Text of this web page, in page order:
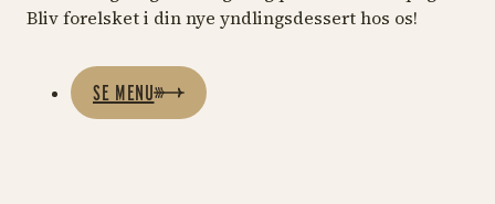
Bliv forelsket i din nye yndlingsdessert hos os!
SE MENU